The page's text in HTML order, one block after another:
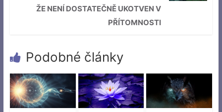
ŽE NENÍ DOSTATEČNĚ UKOTVEN V
PŘÍTOMNOSTI
Podobné články